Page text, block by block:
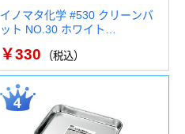
イノマタ化学 #530 クリーンバ
ット NO.30 ホワイト…
￥330 （税込）